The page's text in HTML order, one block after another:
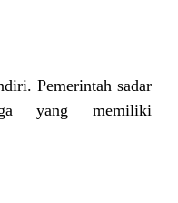
Pemerintah sadar
yang memiliki